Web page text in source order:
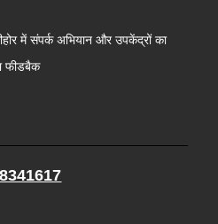
में संपर्क अभियान और उपकेंद्रों का
फीडबैक